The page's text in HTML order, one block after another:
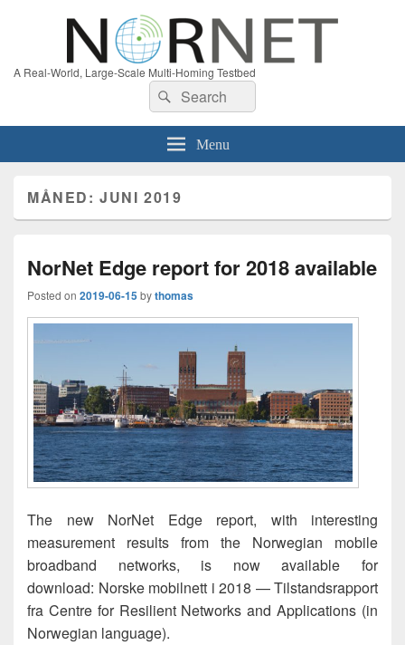
A Real-World, Large-Scale Multi-Homing Testbed
Search
for:
Search
Menu
MÅNED:JUNI 2019
NorNet Edge report for 2018 available
Posted on 2019-06-15bythomas
The new NorNet Edge report, with interesting
measurement results from the Norwegian mobile
broadband networks, is now available for
download: Norske mobilnett i 2018 — Tilstandsrapport
fra Centre for Resilient Networks and Applications (in
Norwegian language).